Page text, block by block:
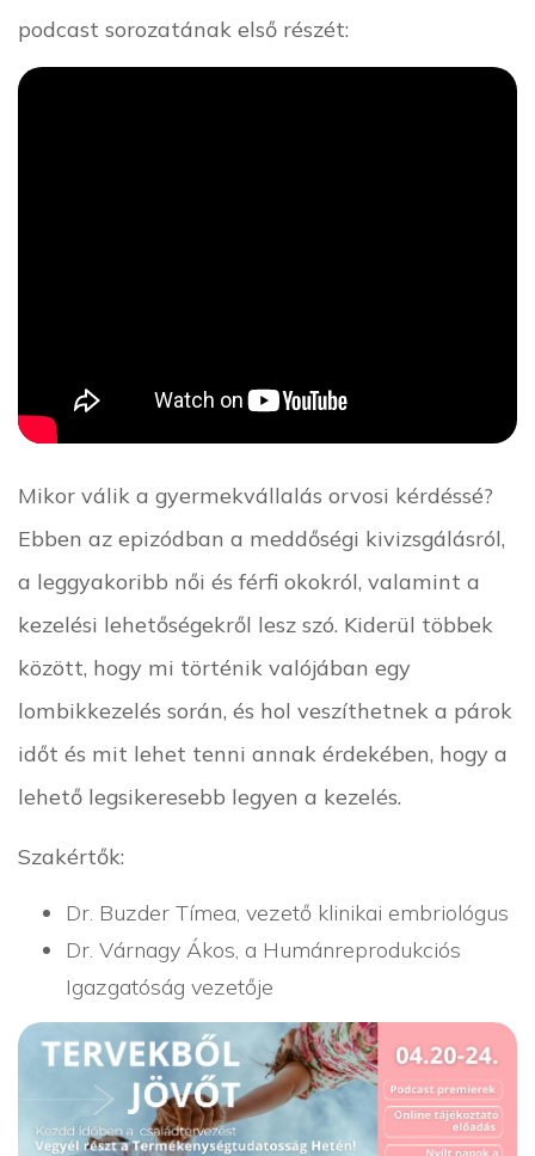
podcast sorozatának első részét:
Mikor válik a gyermekvállalás orvosi kérdéssé?
Ebben az epizódban a meddőségi kivizsgálásról,
a leggyakoribb női és férfi okokról, valamint a
kezelési lehetőségekről lesz szó. Kiderül többek
között, hogy mi történik valójában egy
lombikkezelés során, és hol veszíthetnek a párok
időt és mit lehet tenni annak érdekében, hogy a
lehető legsikeresebb legyen a kezelés.
Szakértők:
Dr. Buzder Tímea, vezető klinikai embriológus
Dr. Várnagy Ákos, a Humánreprodukciós
Igazgatóság vezetője